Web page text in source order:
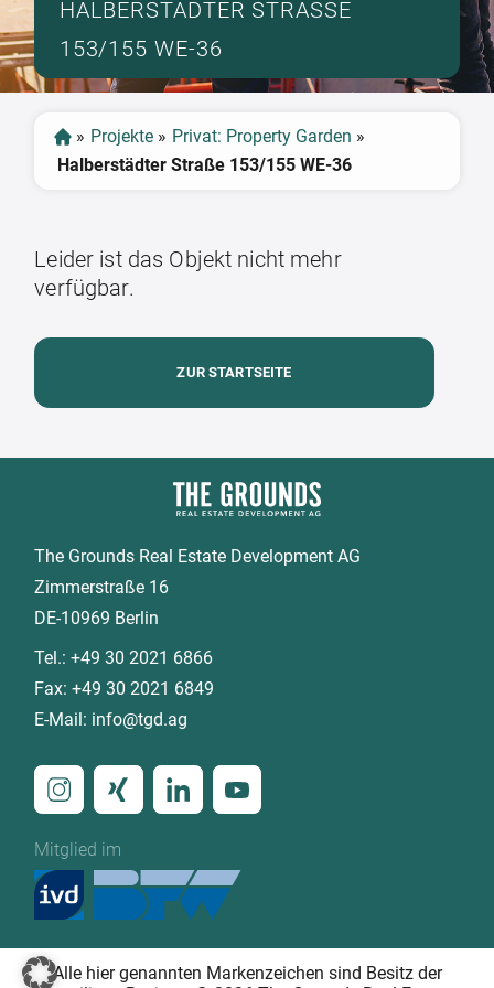
HALBERSTÄDTER STRASSE 1
53/155 WE-36
» Projekte » Privat: Property Garden »
Halberstädter Straße 153/155 WE-36
Leider ist das Objekt nicht mehr
verfügbar.
ZUR STARTSEITE
The Grounds Real Estate Development AG
Zimmerstraße 16
DE-10969 Berlin
Tel.:+49 30 2021 6866
Fax:+49 30 2021 6849
E-Mail: info@tgd.ag
Mitglied im
Alle hier genannten Markenzeichen sind Besitz der